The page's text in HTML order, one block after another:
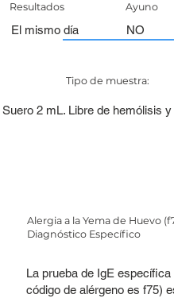
Resultados
El mismo día
Ayuno
NO
Tipo de muestra:
Suero 2 mL. Libre de hemólisis y
Alergia a la Yema de Huevo
Diagnóstico Específico
La prueba de IgE
código de alérgeno es f75)